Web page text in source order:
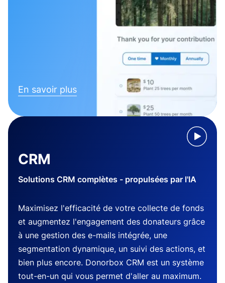
En savoir plus
CRM
Solutions CRM complètes - propulsées par l'IA
Maximisez l'efficacité de votre collecte de fonds
et augmentez l'engagement des donateurs grâce
à une gestion des e-mails intégrée, une
segmentation dynamique, un suivi des actions, et
bien plus encore. Donorbox CRM est un système
tout-en-un qui vous permet d'aller au maximum.